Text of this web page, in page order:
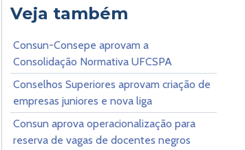
Veja também
Consun-Consepe aprovam a
Consolidação Normativa UFCSPA
Conselhos Superiores aprovam criação de
empresas juniores e nova liga
Consun aprova operacionalização para
reserva de vagas de docentes negros